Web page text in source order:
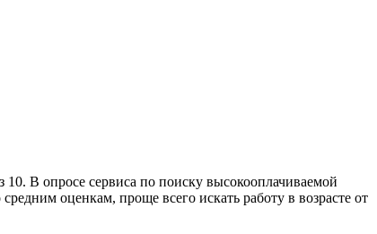
В опросе сервиса по поиску высокооплачиваемой
оценкам, проще всего искать работу в возрасте от